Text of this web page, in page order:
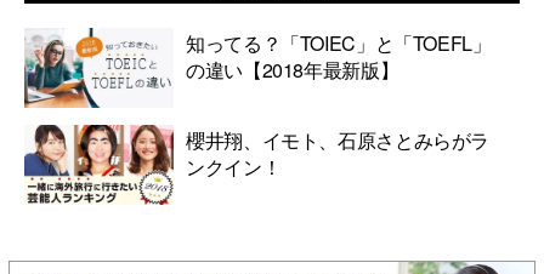
知ってる？「TOIEC」と「TOEFL」
の違い【2018年最新版】
櫻井翔、イモト、石原さとみらがラ
ンクイン！